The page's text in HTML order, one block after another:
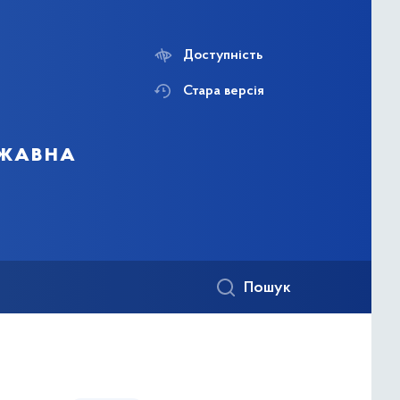
Доступність
Стара версія
Пошук